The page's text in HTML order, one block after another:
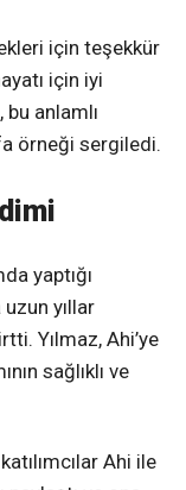
için teşekkür
için iyi
anlamlı
örneği sergiledi.
yaptığı
yıllar
Yılmaz, Ahi’ye
sağlıklı ve
Ahi ile